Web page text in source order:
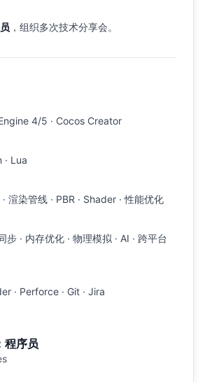
，组织多次技术分享会。
4/5 · Cocos Creator
· Lua
渲染管线 · PBR · Shader · 性能优化
步 · 内存优化 · 物理模拟 · AI · 跨平台
· Perforce · Git · Jira
程序员